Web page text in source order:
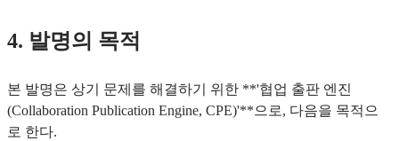
4. 발명의 목적
본 발명은 상기 문제를 해결하기 위한 **'협업 출판 엔진
(Collaboration Publication Engine, CPE)'**으로, 다음을 목적으
로 한다.